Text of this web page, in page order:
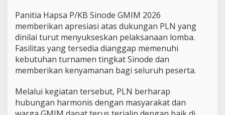
Panitia Hapsa P/KB Sinode GMIM 2026
memberikan apresiasi atas dukungan PLN yang
dinilai turut menyukseskan pelaksanaan lomba.
Fasilitas yang tersedia dianggap memenuhi
kebutuhan turnamen tingkat Sinode dan
memberikan kenyamanan bagi seluruh peserta.
Melalui kegiatan tersebut, PLN berharap
hubungan harmonis dengan masyarakat dan